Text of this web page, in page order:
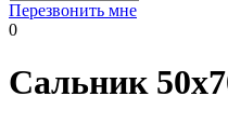
Перезвонить мне
0
Сальник